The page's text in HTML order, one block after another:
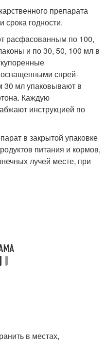
препарата
срока годности.
расфасованным по 100,
и по 30, 50, 100 мл в
спрей-
30 мл упаковывают в
Каждую
инструкцией по
в закрытой упаковке
питания и кормов,
лучей месте, при
в местах,